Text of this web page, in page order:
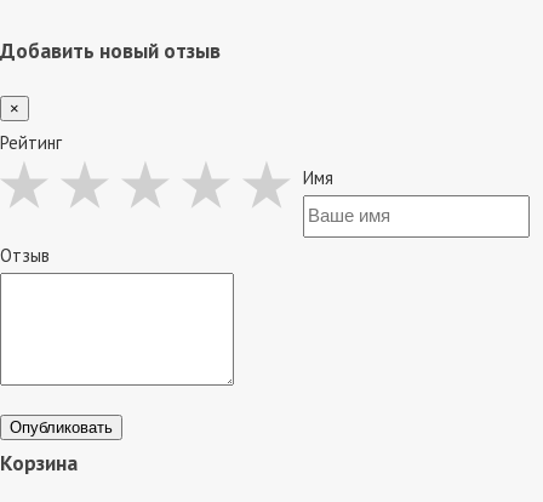
Добавить новый отзыв
×
Рейтинг
Имя
Отзыв
Опубликовать
Корзина